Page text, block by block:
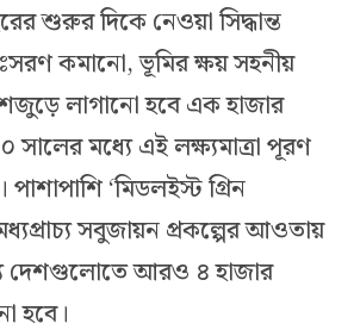
শুরুর দিকে নেওয়া সিদ্ধান্ত
কমানো, ভূমির ক্ষয় সহনীয়
লাগানো হবে এক হাজার
মধ্যে এই লক্ষ্যমাত্রা পূরণ
‘মিডলইস্ট গ্রিন
সবুজায়ন প্রকল্পের আওতায়
দেশগুলোতে আরও ৪ হাজার
হবে।